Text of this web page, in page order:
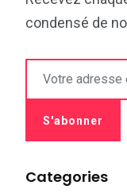
condensé de
Categories